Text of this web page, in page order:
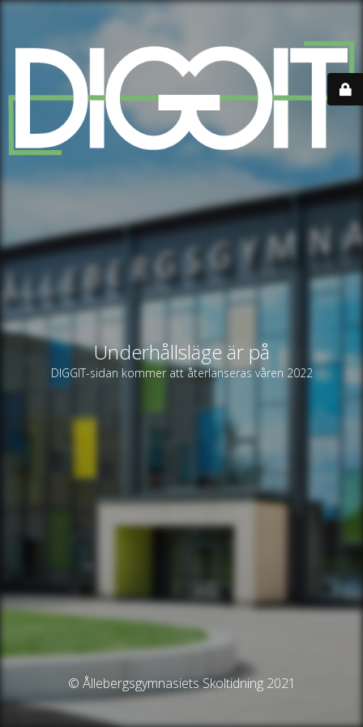
Underhållsläge är på
DIGGIT-sidan kommer att återlanseras våren 2022
© Ållebergsgymnasiets Skoltidning 2021